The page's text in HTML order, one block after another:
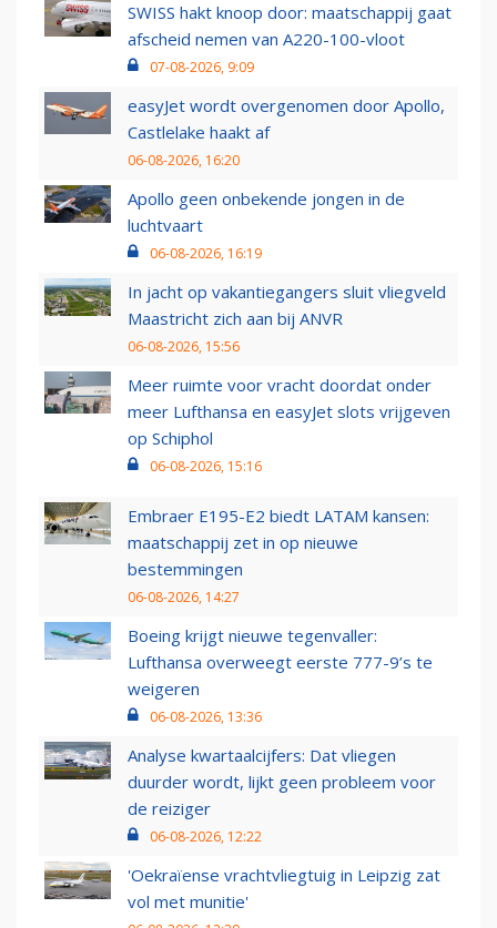
SWISS hakt knoop door: maatschappij gaat
afscheid nemen van A220-100-vloot
07-08-2026, 9:09
easyJet wordt overgenomen door Apollo,
Castlelake haakt af
06-08-2026, 16:20
Apollo geen onbekende jongen in de
luchtvaart
06-08-2026, 16:19
In jacht op vakantiegangers sluit vliegveld
Maastricht zich aan bij ANVR
06-08-2026, 15:56
Meer ruimte voor vracht doordat onder
meer Lufthansa en easyJet slots vrijgeven
op Schiphol
06-08-2026, 15:16
Embraer E195-E2 biedt LATAM kansen:
maatschappij zet in op nieuwe
bestemmingen
06-08-2026, 14:27
Boeing krijgt nieuwe tegenvaller:
Lufthansa overweegt eerste 777-9’s te
weigeren
06-08-2026, 13:36
Analyse kwartaalcijfers: Dat vliegen
duurder wordt, lijkt geen probleem voor
de reiziger
06-08-2026, 12:22
'Oekraïense vrachtvliegtuig in Leipzig zat
vol met munitie'